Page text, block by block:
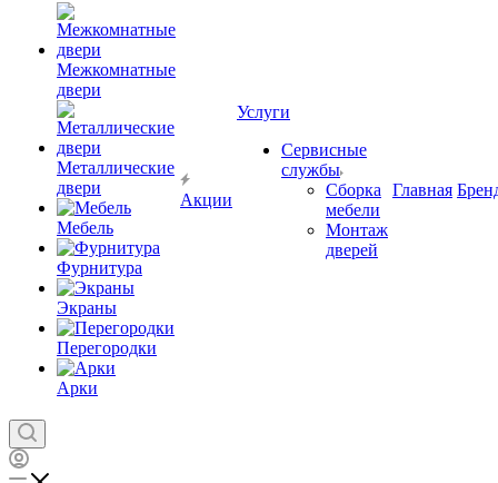
Межкомнатные
двери
Металлические
двери
Мебель
Фурнитура
Экраны
Перегородки
Арки
Акции
Услуги
Сервисные
службы
Сборка
мебели
Монтаж
дверей
Главная